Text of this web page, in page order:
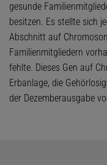
gesunde
besitzen. Es stellte sich
Abschnitt auf
Familienmitgliedern
fehlte. Dieses Gen auf
Erbanlage, die
der Dezemberausgabe